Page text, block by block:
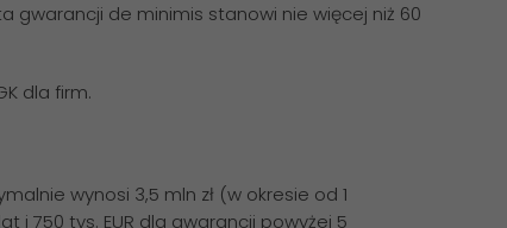
gwarancji de minimis stanowi nie więcej niż 60
dla firm.
wynosi 3,5 mln zł (w okresie od 1
i 750 tys. EUR dla gwarancji powyżej 5